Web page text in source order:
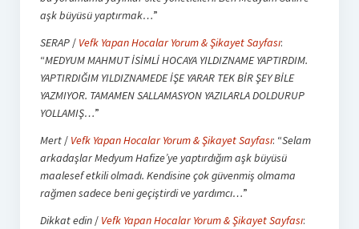
aşk büyüsü yaptırmak…”
SERAP/ Vefk Yapan Hocalar Yorum & Şikayet Sayfası:
“MEDYUM MAHMUT İSİMLİ HOCAYA YILDIZNAME YAPTIRDIM.
YAPTIRDIĞIM YILDIZNAMEDE İŞE YARAR TEK BİR ŞEY BİLE
YAZMIYOR. TAMAMEN SALLAMASYON YAZILARLA DOLDURUP
YOLLAMIŞ…”
Mert/ Vefk Yapan Hocalar Yorum & Şikayet Sayfası: “Selam
arkadaşlar Medyum Hafize’ye yaptırdığım aşk büyüsü
maalesef etkili olmadı. Kendisine çok güvenmiş olmama
rağmen sadece beni geçiştirdi ve yardımcı…”
Dikkat edin/ Vefk Yapan Hocalar Yorum & Şikayet Sayfası: